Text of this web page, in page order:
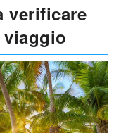
verificare